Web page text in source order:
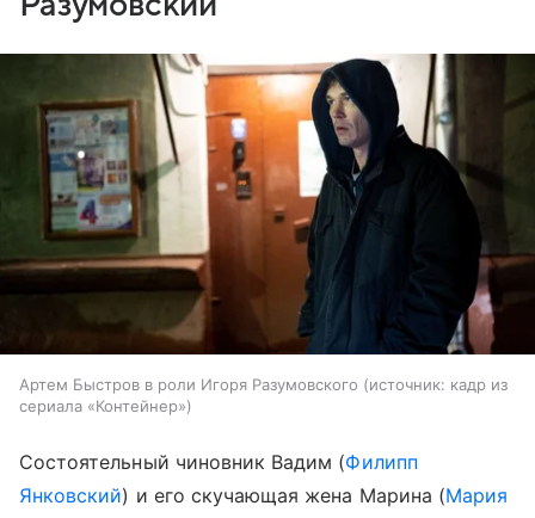
Артем Быстров в роли Игоря Разумовского источник: кадр из
сериала «Контейнер»
Состоятельный чиновник Вадим (Филипп
Янковский) и его скучающая жена Марина (Мария